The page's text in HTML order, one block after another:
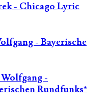
- Chicago Lyric
- Bayerische
-
Rundfunks*